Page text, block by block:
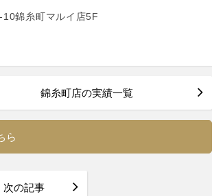
錦糸町マルイ店5F
錦糸町店の実績一覧
ら
次の記事